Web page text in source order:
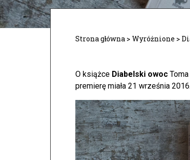
Strona główna > Wyróżnione >
O książce Diabelski owoc
premierę miała 21 września 2016.